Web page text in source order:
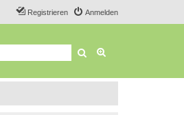
Anmelden
Registrieren
Suche